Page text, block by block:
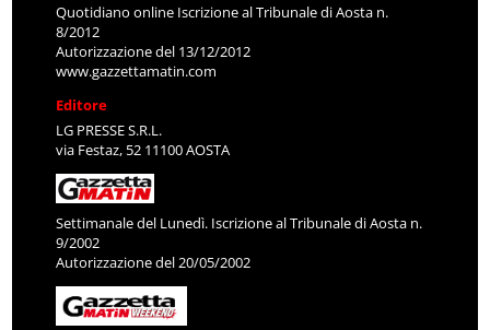
Quotidiano online Iscrizione al Tribunale di Aosta n.
8/2012
Autorizzazione del 13/12/2012
www.gazzettamatin.com
Editore
LG PRESSE S.R.L.
via Festaz, 52 11100 AOSTA
Settimanale del Lunedì. Iscrizione al Tribunale di Aosta n.
9/2002
Autorizzazione del 20/05/2002